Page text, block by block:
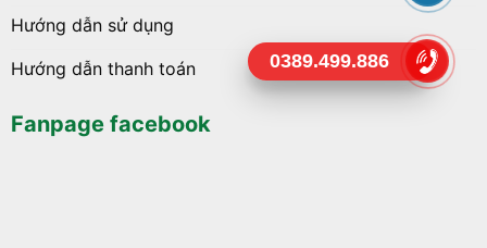
Hướng dẫn sử dụng
Hướng dẫn thanh toán
Fanpage facebook
0389.499.886